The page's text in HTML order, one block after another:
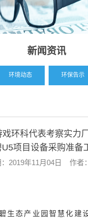
新闻资讯
环境动态 环保告示
环科代表考察实力
U5项目设备采购准备
：2019年11月04日 作者
生态产业园智慧化建